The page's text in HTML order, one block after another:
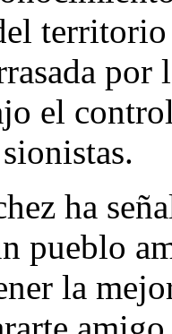
el
ha
pueblo
la